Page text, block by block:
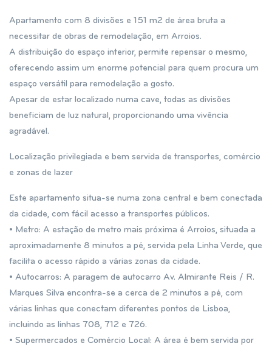
Apartamento com 8 divisões e 151 m2 de área bruta a
necessitar de obras de remodelação, em Arroios.
A distribuição do espaço interior, permite repensar o mesmo,
oferecendo assim um enorme potencial para quem procura um
espaço versátil para remodelação a gosto.
Apesar de estar localizado numa cave, todas as divisões
beneficiam de luz natural, proporcionando uma vivência
agradável.
Localização privilegiada e bem servida de transportes, comércio
e zonas de lazer
Este apartamento situa-se numa zona central e bem conectada
da cidade, com fácil acesso a transportes públicos.
• Metro: A estação de metro mais próxima é Arroios, situada a
aproximadamente 8 minutos a pé, servida pela Linha Verde, que
facilita o acesso rápido a várias zonas da cidade.
• Autocarros: A paragem de autocarro Av. Almirante Reis / R.
Marques Silva encontra-se a cerca de 2 minutos a pé, com
várias linhas que conectam diferentes pontos de Lisboa,
incluindo as linhas 708, 712 e 726.
• Supermercados e Comércio Local: A área é bem servida por